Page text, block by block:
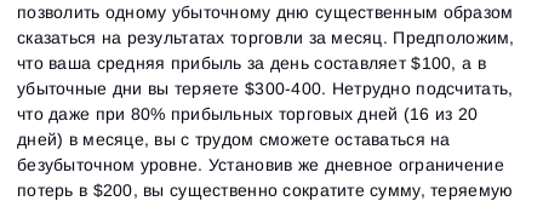
позволить одному убыточному дню существенным образом
сказаться на результатах торговли за месяц. Предположим,
что ваша средняя прибыль за день составляет $100, а в
убыточные дни вы теряете $300-400. Нетрудно подсчитать,
что даже при 80% прибыльных торговых дней (16 из 20
дней) в месяце, вы с трудом сможете оставаться на
безубыточном уровне. Установив же дневное ограничение
потерь в $200, вы существенно сократите сумму, теряемую
Close
Вход
Email
Пароль
Забыли пароль?
Восстановить пароль
Введи адрес электронной почты, и мы отправим
ссылку для создания нового пароля.
Email
Регистрация
Email
Я хочу получать специальные предложения от
ATAS
Я принимаю: Terms of use,License agreement
Ознакомьтесь с политикой конфиденциальности